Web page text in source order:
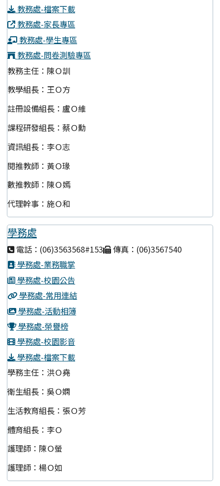
教務處-檔案下載
教務處-家長專區
教務處-學生專區
教務處-問卷測驗專區
教務主任：陳Ｏ訓
教學組長：王Ｏ方
註冊設備組長：盧Ｏ維
課程研發組長：蔡Ｏ勳
資訊組長：李Ｏ志
閱推教師：黃Ｏ瑑
數推教師：陳Ｏ嫣
代理幹事：施Ｏ和
學務處
電話：(06)3563568#153
傳真：(06)3567540
學務處-業務職掌
學務處-校園公告
學務處-常用連結
學務處-活動相簿
學務處-榮譽榜
學務處-校園影音
學務處-檔案下載
學務主任：洪Ｏ堯
衛生組長：吳Ｏ嫻
生活教育組長：張Ｏ芳
體育組長：李Ｏ
護理師：陳Ｏ螢
護理師：楊Ｏ如